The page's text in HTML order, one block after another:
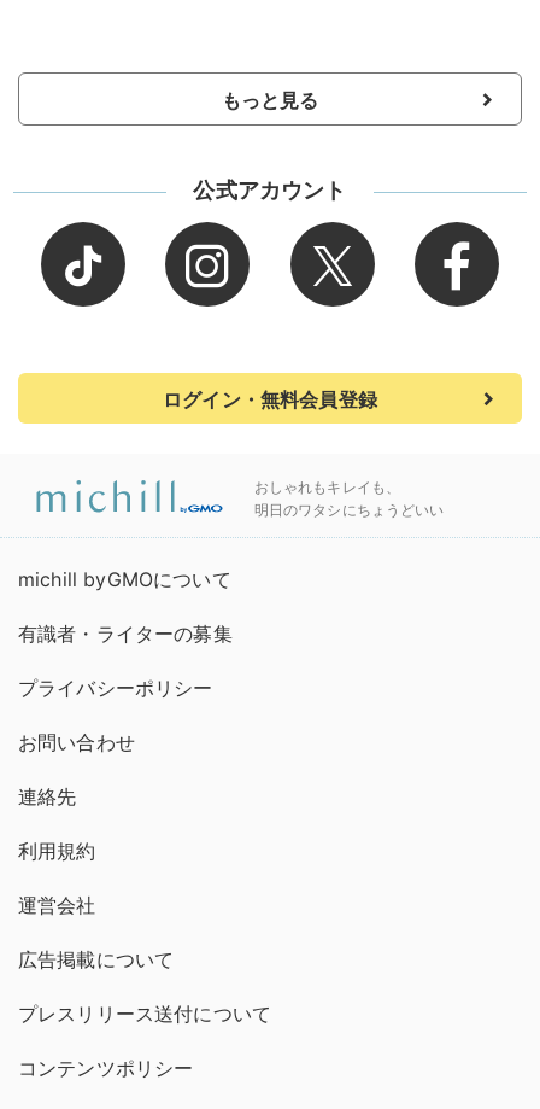
もっと見る
公式アカウント
ログイン・無料会員登録
おしゃれもキレイも、
明日のワタシにちょうどいい
michill byGMOについて
有識者・ライターの募集
プライバシーポリシー
お問い合わせ
連絡先
利用規約
運営会社
広告掲載について
プレスリリース送付について
コンテンツポリシー